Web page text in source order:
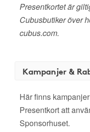
Presentkortet är
Cubusbutiker över
cubus.com.
Kampanjer &
Här finns
Presentkort att
Sponsorhuset.